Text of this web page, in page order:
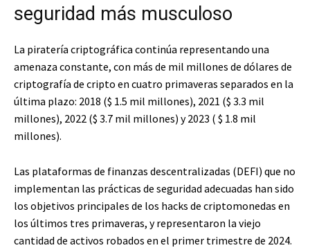
seguridad más musculoso
La piratería criptográfica continúa representando una
amenaza constante, con más de mil millones de dólares de
criptografía de cripto en cuatro primaveras separados en la
última plazo: 2018 ($ 1.5 mil millones), 2021 ($ 3.3 mil
millones), 2022 ($ 3.7 mil millones) y 2023 ( $ 1.8 mil
millones).
Las plataformas de finanzas descentralizadas (DEFI) que no
implementan las prácticas de seguridad adecuadas han sido
los objetivos principales de los hacks de criptomonedas en
los últimos tres primaveras, y representaron la viejo
cantidad de activos robados en el primer trimestre de 2024.